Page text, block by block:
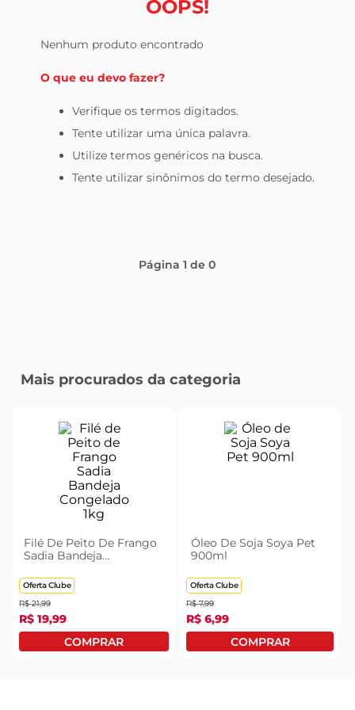
OOPS!
Nenhum produto encontrado
O que eu devo fazer?
Verifique os termos digitados.
Tente utilizar uma única palavra.
Utilize termos genéricos na busca.
Tente utilizar sinônimos do termo desejado.
Página1 de0
Mais procurados da categoria
Filé De Peito De Frango
Sadia Bandeja
Oferta Clube
R$ 21,99
R$ 19,99
Óleo De Soja Soya Pet
900ml
Oferta Clube
R$ 7,99
R$ 6,99